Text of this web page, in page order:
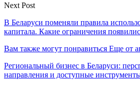
Next Post
В Беларуси поменяли правила
капитала. Какие ограничения
Вам также могут понравиться Еще от
Региональный бизнес в Беларуси:
направления и доступные